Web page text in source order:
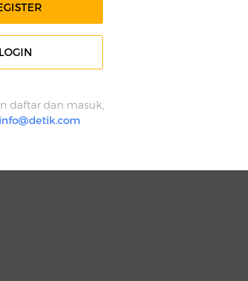
LOGIN
daftar dan masuk,
info@detik.com